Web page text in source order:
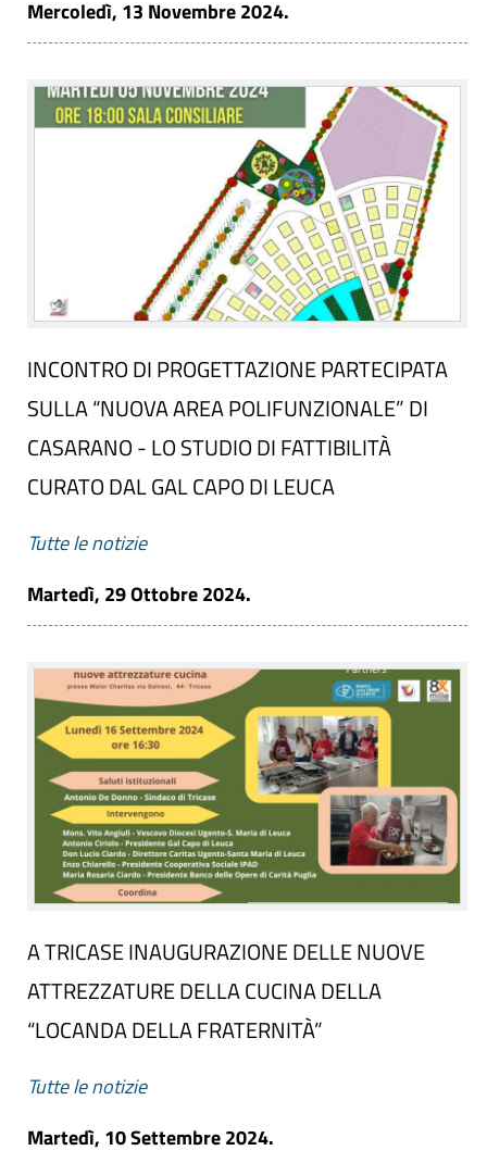
Mercoledì, 13 Novembre 2024.
INCONTRO DI PROGETTAZIONE PARTECIPATA
SULLA “NUOVA AREA POLIFUNZIONALE” DI
CASARANO - LO STUDIO DI FATTIBILITÀ
CURATO DAL GAL CAPO DI LEUCA
Tutte le notizie
Martedì, 29 Ottobre 2024.
A TRICASE INAUGURAZIONE DELLE NUOVE
ATTREZZATURE DELLA CUCINA DELLA
“LOCANDA DELLA FRATERNITÀ”
Tutte le notizie
Martedì, 10 Settembre 2024.